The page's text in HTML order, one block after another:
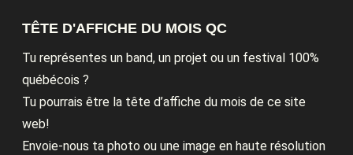
TÊTE D'AFFICHE DU MOIS QC
Tu représentes un band, un projet ou un festival 100%
québécois ?
Tu pourrais être la tête d’affiche du mois de ce site
web!
Envoie-nous ta photo ou une image en haute résolution